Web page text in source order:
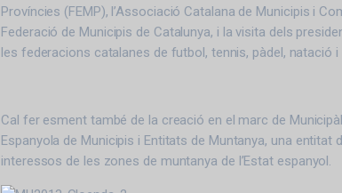
Províncies (FEMP), l’Associació Catalana de Municipis i
Federació de Municipis de Catalunya, i la visita dels
les federacions catalanes de futbol, tennis, pàdel, natació i
Cal fer esment també de la creació en el marc de
Espanyola de Municipis i Entitats de Muntanya, una entitat
interessos de les zones de muntanya de l’Estat espanyol.